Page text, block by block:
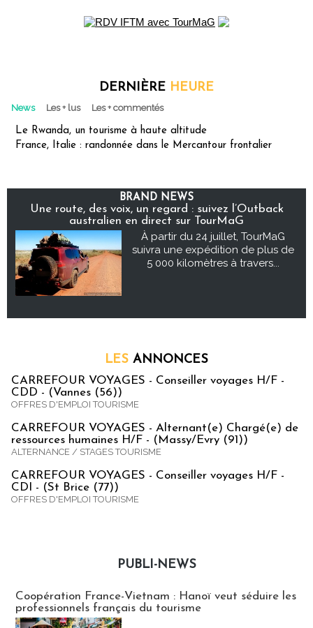
DERNIÈRE HEURE
News Les + lus Les + commentés
Le Rwanda, un tourisme à haute altitude
France, Italie : randonnée dans le Mercantour frontalier
BRAND NEWS
Une route, des voix, un regard : suivez l’Outback
australien en direct sur TourMaG
À partir du 24 juillet, TourMaG
suivra une expédition de plus de
5 000 kilomètres à travers...
LES ANNONCES
CARREFOUR VOYAGES - Conseiller voyages H/F -
CDD - (Vannes (56))
OFFRES D'EMPLOI TOURISME
CARREFOUR VOYAGES - Alternant(e) Chargé(e) de
ressources humaines H/F - (Massy/Evry (91))
ALTERNANCE / STAGES TOURISME
CARREFOUR VOYAGES - Conseiller voyages H/F -
CDI - (St Brice (77))
OFFRES D'EMPLOI TOURISME
PUBLI-NEWS
Coopération France-Vietnam : Hanoï veut séduire les
professionnels français du tourisme